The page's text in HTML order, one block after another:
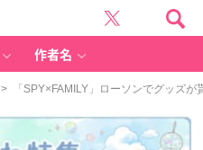
作者名
> 「SPY×FAMILY」ローソンでグッズが